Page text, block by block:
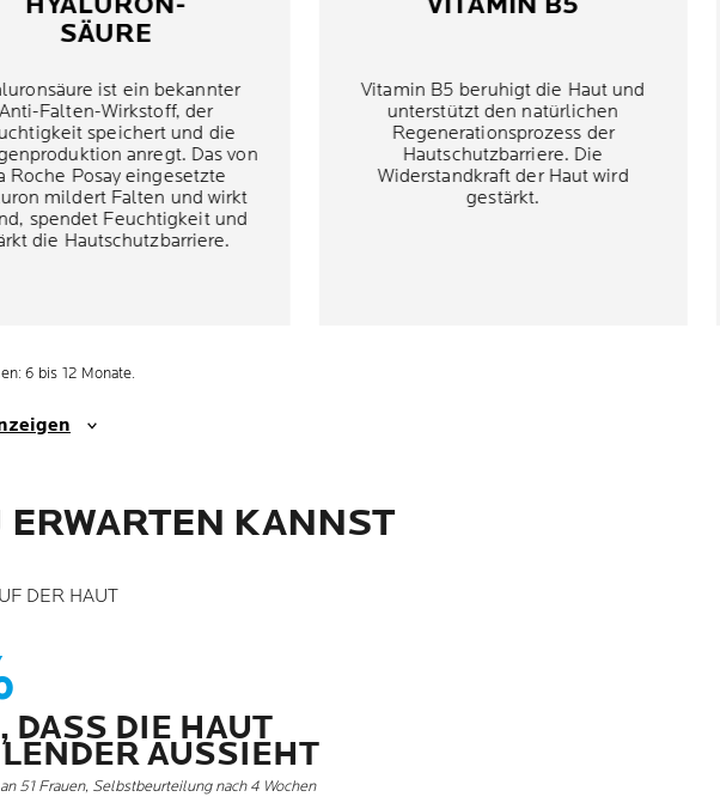
SÄURE
ist ein bekannter
Falten-Wirkstoff, der
speichert und die
anregt. Das von
Roche Posay eingesetzte
mildert Falten und wirkt
spendet Feuchtigkeit und
die Hautschutzbarriere.
Vitamin B5 beruhigt die Haut und
unterstützt den natürlichen
Regenerationsprozess der
Hautschutzbarriere. Die
Widerstandkraft der Haut wird
gestärkt.
6 bis 12 Monate.
ERWARTEN KANNST
DER HAUT
DASS DIE HAUT
AUSSIEHT
51 Frauen, Selbstbeurteilung nach 4 Wochen